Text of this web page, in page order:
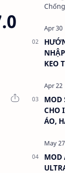
Chống
KEO
MOD
CHO
ÁO,
MOD